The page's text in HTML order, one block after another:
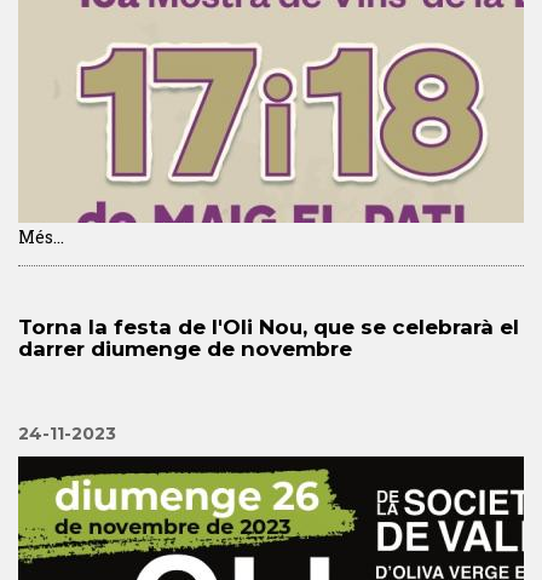
Més...
Torna la festa de l'Oli Nou, que se celebrarà el
darrer diumenge de novembre
24-11-2023